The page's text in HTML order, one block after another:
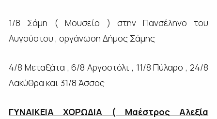
1/8 Σάμη ( Μουσείο ) στην Πανσέληνο του
Αυγούστου , οργάνωση Δήμος Σάμης
4/8 Μεταξάτα , 6/8 Αργοστόλι , 11/8 Πύλαρο , 24/8
Λακύθρα και 31/8 Άσσος
ΓΥΝΑΙΚΕΙΑ ΧΟΡΩΔΙΑ ( Μαέστρος Αλεξία